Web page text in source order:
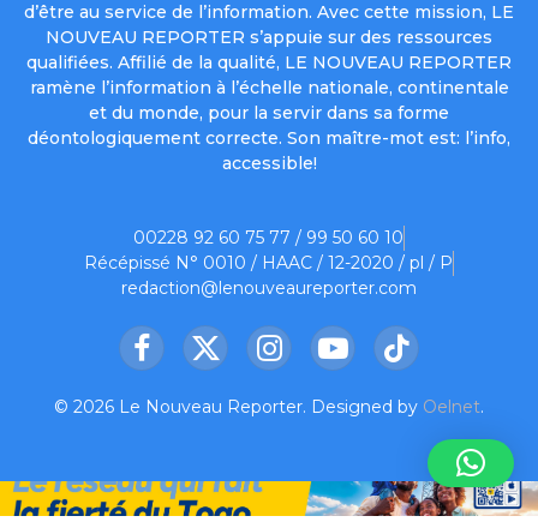
d’être au service de l’information. Avec cette mission, LE
NOUVEAU REPORTER s’appuie sur des ressources
qualifiées. Affilié de la qualité, LE NOUVEAU REPORTER
ramène l’information à l’échelle nationale, continentale
et du monde, pour la servir dans sa forme
déontologiquement correcte. Son maître-mot est: l’info,
accessible!
00228 92 60 75 77 / 99 50 60 10
Récépissé N° 0010 / HAAC / 12-2020 / pl / P
redaction@lenouveaureporter.com
Facebook
X
InstagramYouTubeTikTok
© 2026 Le Nouveau Reporter. Designed by Oelnet.